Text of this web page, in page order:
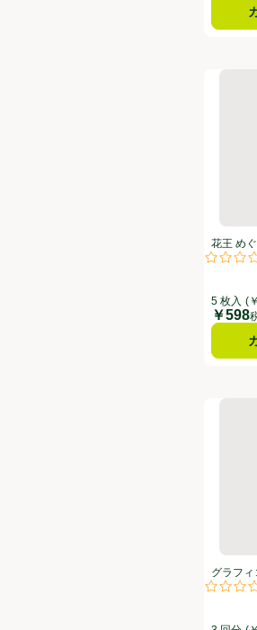
花王
評価は0
花王 め
スク カ
5 枚入 (
価格
￥598
グラ
評価は0
グラフ